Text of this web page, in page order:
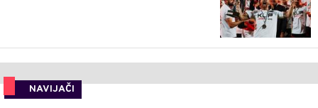
NAVIJAČI